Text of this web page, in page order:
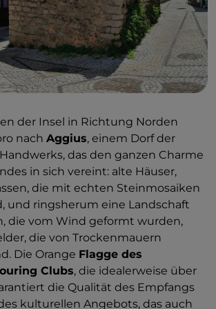
das Kollektiv Tela Urbana, dem
derPiazza Su Cuzone zu
Bevor Sie Nuoro in Richtung Gallura
Street-Art-Liebhaber einen
Onanìin derBarbagia di Bitti
die Wandmalerei bereits in den
Aspronietabliert hat.
der Insel in Richtung Norden
nach Aggius, einem Dorf der
das den ganzen Charme
in sich vereint: alte Häuser,
die mit echten Steinmosaiken
und ringsherum eine Landschaft
die vom Wind geformt wurden,
die von Trockenmauern
Die Orange Flagge des
Clubs, die idealerweise über
die Qualität des Empfangs
kulturellen Angebots, das auch